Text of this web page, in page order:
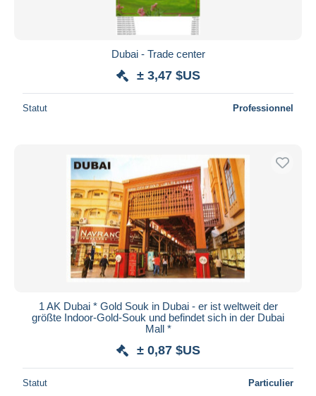
Dubai - Trade center
± 3,47 $US
Statut Professionnel
1 AK Dubai * Gold Souk in Dubai - er ist weltweit der
größte Indoor-Gold-Souk und befindet sich in der Dubai
Mall *
± 0,87 $US
Statut Particulier